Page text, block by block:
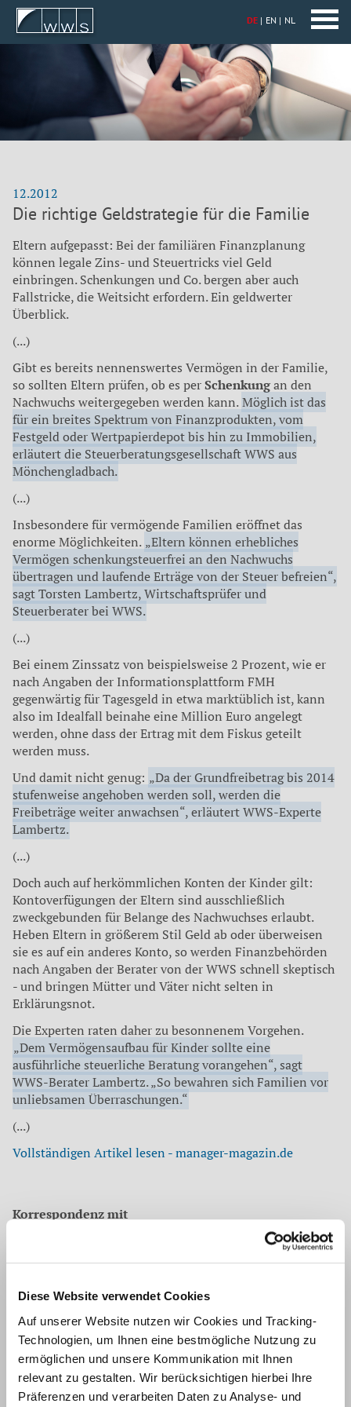
Diese Website verwendet Cookies
Auf unserer Website nutzen wir Cookies und Tracking-
Technologien, um Ihnen eine bestmögliche Nutzung zu
ermöglichen und unsere Kommunikation mit Ihnen
relevant zu gestalten. Wir berücksichtigen hierbei Ihre
Präferenzen und verarbeiten Daten zu Analyse- und
DE EN NL
12.2012
Die richtige Geldstrategie für die Familie
Eltern aufgepasst: Bei der familiären Finanzplanung
können legale Zins- und Steuertricks viel Geld
einbringen. Schenkungen und Co. bergen aber auch
Fallstricke, die Weitsicht erfordern. Ein geldwerter
Überblick.
(...)
Gibt es bereits nennenswertes Vermögen in der Familie,
so sollten Eltern prüfen, ob es perSchenkungan den
Nachwuchs weitergegeben werden kann.Möglich ist das
für ein breites Spektrum von Finanzprodukten, vom
Festgeld oder Wertpapierdepot bis hin zu Immobilien,
erläutert die Steuerberatungsgesellschaft WWS aus
Mönchengladbach.
(...)
Insbesondere für vermögende Familien eröffnet das
enorme Möglichkeiten. „Eltern können erhebliches
Vermögen schenkungsteuerfrei an den Nachwuchs
übertragen und laufende Erträge von der Steuer befreien“,
sagt Torsten Lambertz, Wirtschaftsprüfer und
Steuerberater bei WWS.
(...)
Bei einem Zinssatz von beispielsweise 2 Prozent, wie er
nach Angaben der Informationsplattform FMH
gegenwärtig für Tagesgeld in etwa marktüblich ist, kann
also im Idealfall beinahe eine Million Euro angelegt
werden, ohne dass der Ertrag mit dem Fiskus geteilt
werden muss.
Und damit nicht genug: „Da der Grundfreibetrag bis 2014
stufenweise angehoben werden soll, werden die
Freibeträge weiter anwachsen“, erläutert WWS-Experte
Lambertz.
(...)
Doch auch auf herkömmlichen Konten der Kinder gilt:
Kontoverfügungen der Eltern sind ausschließlich
zweckgebunden für Belange des Nachwuchses erlaubt.
Heben Eltern in größerem Stil Geld ab oder überweisen
sie es auf ein anderes Konto, so werden Finanzbehörden
nach Angaben der Berater von der WWS schnell skeptisch
- und bringen Mütter und Väter nicht selten in
Erklärungsnot.
Die Experten raten daher zu besonnenem Vorgehen.
„Dem Vermögensaufbau für Kinder sollte eine
ausführliche steuerliche Beratung vorangehen“, sagt
WWS-Berater Lambertz. „So bewahren sich Familien vor
unliebsamen Überraschungen.“
(...)
Vollständigen Artikel lesen - manager-magazin.de
Korrespondenz mit
Geschäftsführer, Diplom-Kaufmann (FH),
Quelle
manager magazin online
Zurück